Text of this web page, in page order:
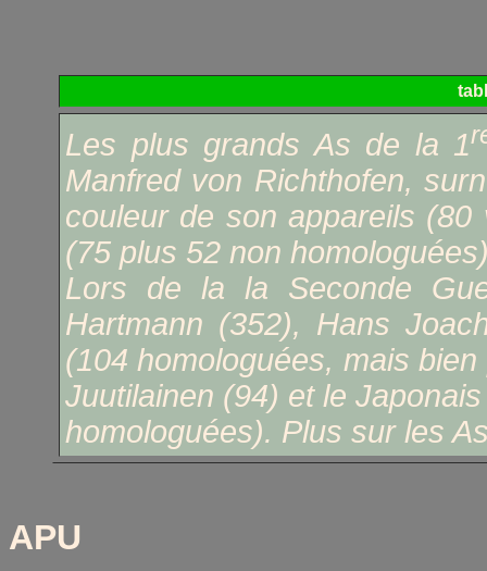
Les plus grands As de la 1
Manfred von Richthofen,
couleur de son appareils
(75 plus 52 non
Lors de la la Seconde
Hartmann (352), Hans
(104 homologuées, mais
Juutilainen (94) et le
homologuées). Plus sur les
APU